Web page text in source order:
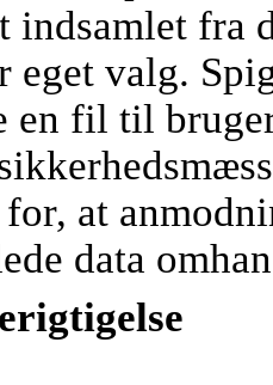
indsamlet fra
eget valg.
en fil til
at
data